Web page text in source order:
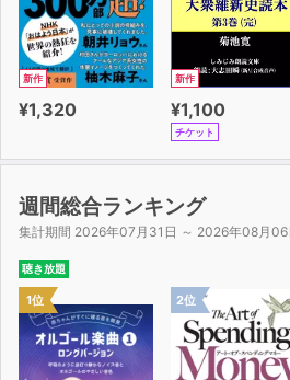
新作
¥1,320
新作
¥1,100
チケット
週間総合ランキング
集計期間 2026年07月31日 ～ 2026年08月06
聴き放題
1位 2位